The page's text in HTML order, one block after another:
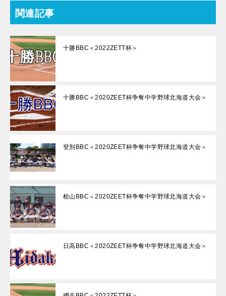
関連記事
十勝BBC＜2022ZETT杯＞
十勝BBC＜2020ZEET杯争奪中学野球北海道大会＞
登別BBC＜2020ZEET杯争奪中学野球北海道大会＞
桧山BBC＜2020ZEET杯争奪中学野球北海道大会＞
日高BBC＜2020ZEET杯争奪中学野球北海道大会＞